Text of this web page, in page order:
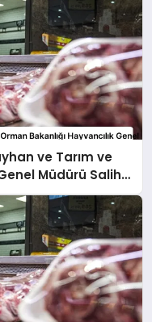
ve Tarım ve
Müdürü Salih
İlişkin Açıklamalar